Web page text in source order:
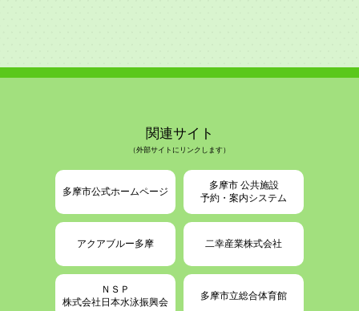
関連サイト
（外部サイトにリンクします）
多摩市公式ホームページ
多摩市 公共施設
予約・案内システム
アクアブルー多摩 二幸産業株式会社
ＮＳＰ
株式会社日本水泳振興会
多摩市立総合体育館